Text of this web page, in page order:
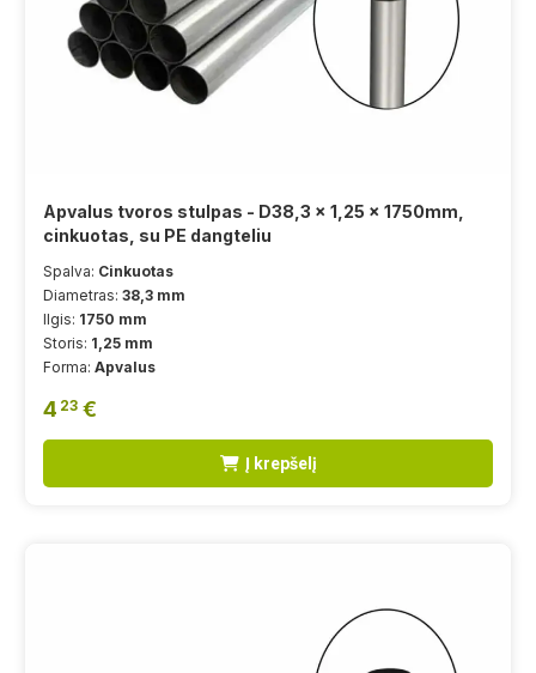
Apvalus tvoros stulpas - D38,3 x 1,25 x 1750mm,
cinkuotas, su PE dangteliu
Spalva: Cinkuotas
Diametras: 38,3 mm
Ilgis: 1750 mm
Storis: 1,25 mm
Forma: Apvalus
4 23 €
Į krepšelį